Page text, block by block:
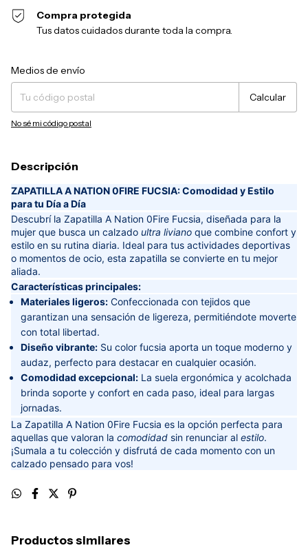
Compra protegida
Tus datos cuidados durante toda la compra.
Entregas para el CP:
Medios de envío
Calcular
No sé mi código postal
Descripción
ZAPATILLA A NATION 0FIRE FUCSIA: Comodidad y Estilo
para tu Día a Día
Descubrí la Zapatilla A Nation 0Fire Fucsia, diseñada para la
mujer que busca un calzado ultra liviano que combine confort y
estilo en su rutina diaria. Ideal para tus actividades deportivas
o momentos de ocio, esta zapatilla se convierte en tu mejor
aliada.
Características principales:
Materiales ligeros: Confeccionada con tejidos que
garantizan una sensación de ligereza, permitiéndote moverte
con total libertad.
Diseño vibrante: Su color fucsia aporta un toque moderno y
audaz, perfecto para destacar en cualquier ocasión.
Comodidad excepcional: La suela ergonómica y acolchada
brinda soporte y confort en cada paso, ideal para largas
jornadas.
La Zapatilla A Nation 0Fire Fucsia es la opción perfecta para
aquellas que valoran la comodidad sin renunciar al estilo.
¡Sumala a tu colección y disfrutá de cada momento con un
calzado pensado para vos!
Productos similares